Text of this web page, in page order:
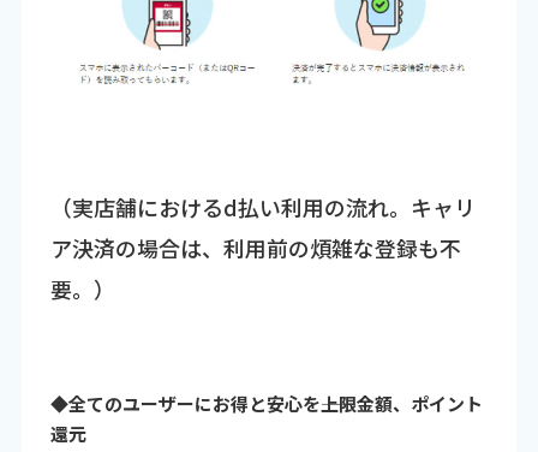
（実店舗におけるd払い利用の流れ。キャリ
ア決済の場合は、利用前の煩雑な登録も不
要。）
◆全てのユーザーにお得と安心を――上限金額、ポイント
還元